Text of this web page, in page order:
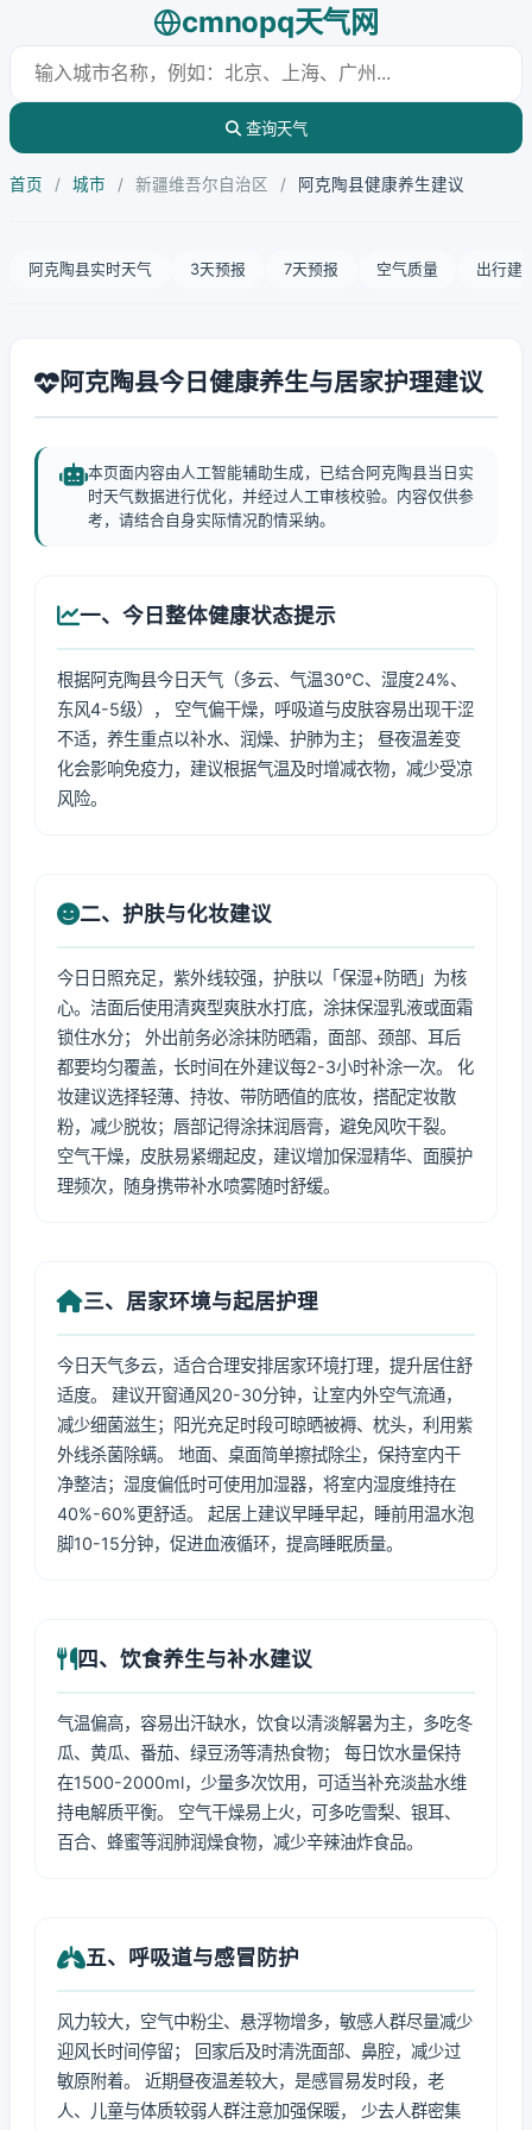
cmnopq天气网
查询天气
首页 / 城市 / 新疆维吾尔自治区 / 阿克陶县健康养生建议
阿克陶县实时天气 3天预报 7天预报 空气质量 出行建
阿克陶县今日健康养生与居家护理建议
本页面内容由人工智能辅助生成，已结合阿克陶县当日实
时天气数据进行优化，并经过人工审核校验。内容仅供参
考，请结合自身实际情况酌情采纳。
一、今日整体健康状态提示
根据阿克陶县今日天气（多云、气温30℃、湿度24%、
东风4-5级）， 空气偏干燥，呼吸道与皮肤容易出现干涩
不适，养生重点以补水、润燥、护肺为主； 昼夜温差变
化会影响免疫力，建议根据气温及时增减衣物，减少受凉
风险。
二、护肤与化妆建议
今日日照充足，紫外线较强，护肤以「保湿+防晒」为核
心。洁面后使用清爽型爽肤水打底，涂抹保湿乳液或面霜
锁住水分； 外出前务必涂抹防晒霜，面部、颈部、耳后
都要均匀覆盖，长时间在外建议每2-3小时补涂一次。 化
妆建议选择轻薄、持妆、带防晒值的底妆，搭配定妆散
粉，减少脱妆；唇部记得涂抹润唇膏，避免风吹干裂。
空气干燥，皮肤易紧绷起皮，建议增加保湿精华、面膜护
理频次，随身携带补水喷雾随时舒缓。
三、居家环境与起居护理
今日天气多云，适合合理安排居家环境打理，提升居住舒
适度。 建议开窗通风20-30分钟，让室内外空气流通，
减少细菌滋生；阳光充足时段可晾晒被褥、枕头，利用紫
外线杀菌除螨。 地面、桌面简单擦拭除尘，保持室内干
净整洁；湿度偏低时可使用加湿器，将室内湿度维持在
40%-60%更舒适。 起居上建议早睡早起，睡前用温水泡
脚10-15分钟，促进血液循环，提高睡眠质量。
四、饮食养生与补水建议
气温偏高，容易出汗缺水，饮食以清淡解暑为主，多吃冬
瓜、黄瓜、番茄、绿豆汤等清热食物； 每日饮水量保持
在1500-2000ml，少量多次饮用，可适当补充淡盐水维
持电解质平衡。 空气干燥易上火，可多吃雪梨、银耳、
百合、蜂蜜等润肺润燥食物，减少辛辣油炸食品。
五、呼吸道与感冒防护
风力较大，空气中粉尘、悬浮物增多，敏感人群尽量减少
迎风长时间停留； 回家后及时清洗面部、鼻腔，减少过
敏原附着。 近期昼夜温差较大，是感冒易发时段，老
人、儿童与体质较弱人群注意加强保暖， 少去人群密集